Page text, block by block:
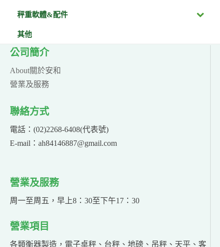
秤重軟體&配件
其他
公司簡介
About關於安和
營業及服務
聯絡方式
電話：(02)2268-6408(代表號)
E-mail：ah84146887@gmail.com
營業及服務
周一至周五，早上8：30至下午17：30
營業項目
各類衡器製造，電子桌秤、台秤、地磅、吊秤、天平、客